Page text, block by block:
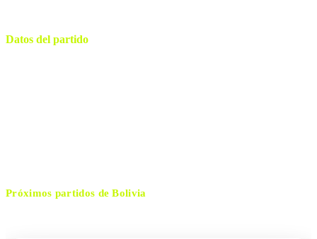
Datos del partido
Próximos partidos deBolivia